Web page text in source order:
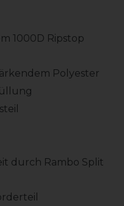
1000D Ripstop
Polyester
durch Rambo Split